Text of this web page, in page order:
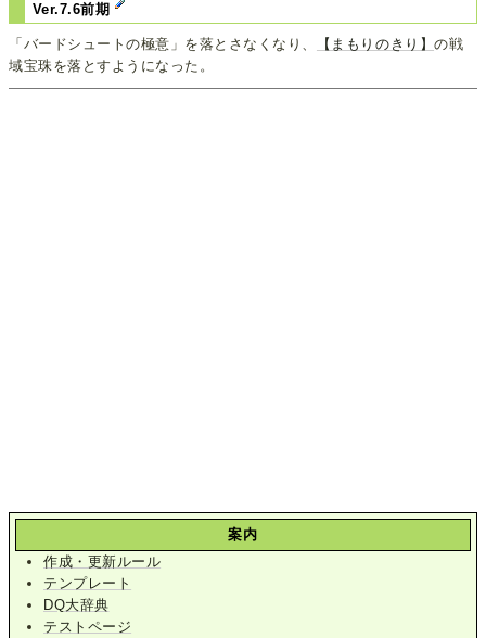
Ver.7.6前期
「バードシュートの極意」を落とさなくなり、 【まもりのきり】の戦
域宝珠を落とすようになった。
案内
作成・更新ルール
テンプレート
DQ大辞典
テストページ